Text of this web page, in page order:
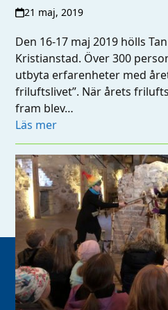
21 maj, 2019
Den 16-17 maj 2019 hölls
Kristianstad. Över 300
utbyta erfarenheter med
friluftslivet”. När årets
fram blev…
Läs mer